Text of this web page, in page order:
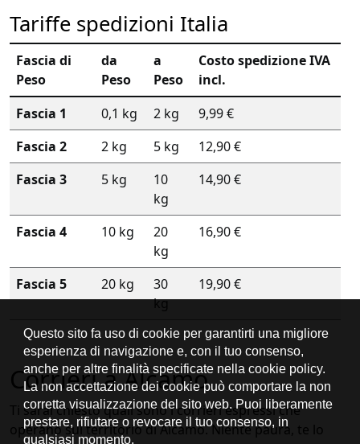
Tariffe spedizioni Italia
Fascia di
Peso
da
Peso
a
Peso
Costo spedizione IVA
incl.
Fascia 1
0,1 kg 2 kg
9,99 €
Fascia 2
2 kg 5 kg
12,90 €
Fascia 3
5 kg
10
kg
14,90 €
Fascia 4 10 kg
20
kg
16,90 €
Fascia 5 20 kg
30
kg
19,90 €
Corrieri a Alcamo
Ti sarai chiesto quali sono i corrieri espressi che
operano sul territorio di Alcamo. Niente paura, te lo